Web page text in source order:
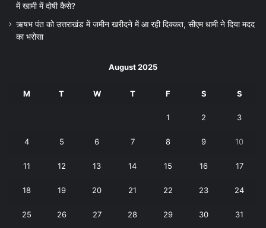
में खामी में दोषी कैसे?
ऋषभ पंत को उत्तराखंड में जमीन खरीदने में आ रही दिक्कत, सीएम धामी ने दिया मदद
का भरोसा
August 2025
M T W T F S S
1 2 3
4 5 6 7 8 9 10
11 12 13 14 15 16 17
18 19 20 21 22 23 24
25 26 27 28 29 30 31